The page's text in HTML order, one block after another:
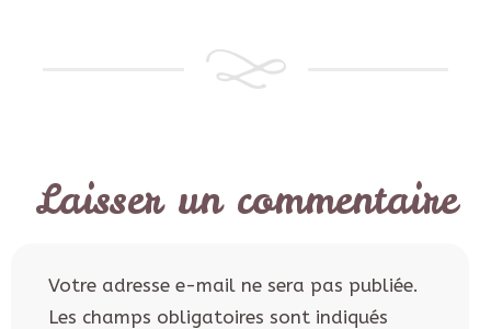
Laisser un commentaire
Votre adresse e-mail ne sera pas publiée.
Les champs obligatoires sont indiqués